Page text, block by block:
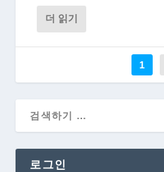
더 읽기
1
로그인